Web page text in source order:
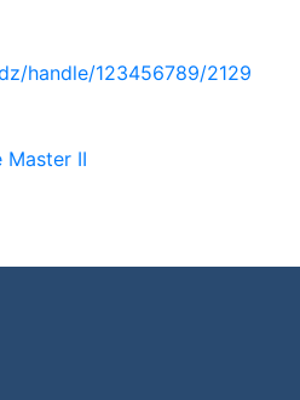
handle/123456789/2129
Master II